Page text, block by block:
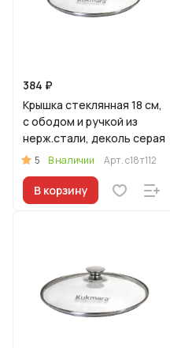
384 ₽
Крышка стеклянная 18 см,
с ободом и ручкой из
нерж.стали, деколь серая
5 В наличии Арт.с18т112
В корзину